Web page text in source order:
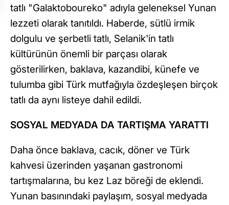
tatlı "Galaktoboureko" adıyla geleneksel Yunan
lezzeti olarak tanıtıldı. Haberde, sütlü irmik
dolgulu ve şerbetli tatlı, Selanik'in tatlı
kültürünün önemli bir parçası olarak
gösterilirken, baklava, kazandibi, künefe ve
tulumba gibi Türk mutfağıyla özdeşleşen birçok
tatlı da aynı listeye dahil edildi.
SOSYAL MEDYADA DA TARTIŞMA YARATTI
Daha önce baklava, cacık, döner ve Türk
kahvesi üzerinden yaşanan gastronomi
tartışmalarına, bu kez Laz böreği de eklendi.
Yunan basınındaki paylaşım, sosyal medyada